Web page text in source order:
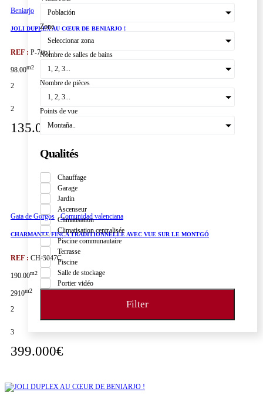
Población
Zone
Seleccionar zona
Nombre de salles de bains
1, 2, 3...
Nombre de pièces
1, 2, 3...
Points de vue
Montaña..
Qualités
Chauffage
Garage
Jardin
Ascenseur
Climatisation
Climatisation centralisée
Piscine communautaire
Terrasse
Piscine
Salle de stockage
Portier vidéo
Filter
Beniarjo Comunidad valenciana
JOLI DUPLEX AU CŒUR DE BENIARJO !
REF : P-7861
98.00m2
2
2
135.000€
Gata de Gorgos Comunidad valenciana
CHARMANTE FINCA TRADITIONNELLE AVEC VUE SUR LE MONTGÓ
REF : CH-3047C
190.00m2
2910m2
2
3
399.000€